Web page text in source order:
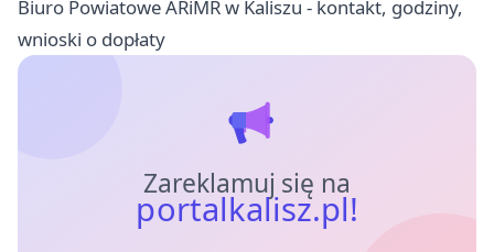
Biuro Powiatowe ARiMR w Kaliszu - kontakt, godziny,
wnioski o dopłaty
Zareklamuj się na
portalkalisz.pl!